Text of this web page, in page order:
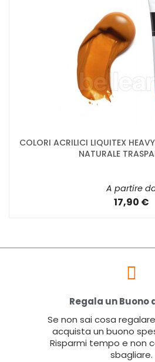
COLORI ACRILICI LIQUITEX
NATURALE
A partire
17,90 €
Regala un Buono
Se non sai cosa
acquista un buono
Risparmi tempo e non
sbagliare.